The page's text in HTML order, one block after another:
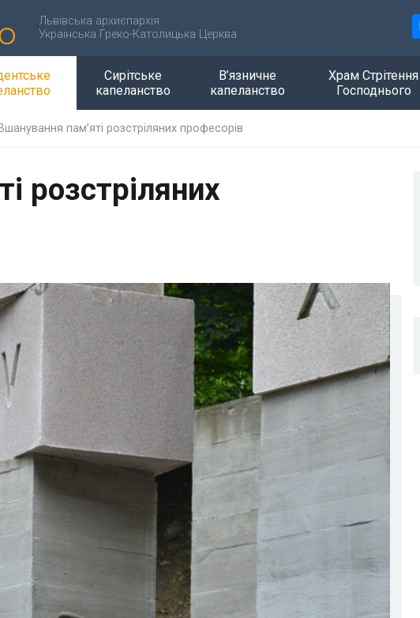
Львівська архиєпархія
Українська Греко-Католицька Церква
Сирітське
капеланство
В’язничне
капеланство
Храм Стрітення
Господнього
пам’яті розстріляних професорів
розстріляних